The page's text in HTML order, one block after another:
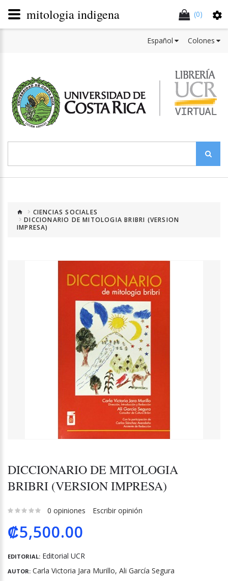
(0)
Colones
Español
CIENCIAS SOCIALES
DICCIONARIO DE MITOLOGIA BRIBRI (VERSION
IMPRESA)
DICCIONARIO DE MITOLOGIA
BRIBRI (VERSION IMPRESA)
0 opiniones Escribir opinión
₡5,500.00
EDITORIAL: Editorial UCR
AUTOR: Carla Victoria Jara Murillo, Ali García Segura
mitologia indigena